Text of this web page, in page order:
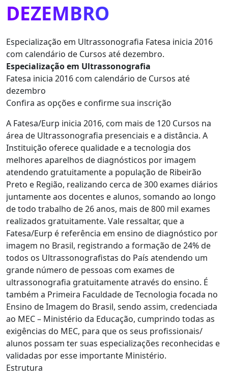
DEZEMBRO
Especialização em Ultrassonografia Fatesa inicia 2016
com calendário de Cursos até dezembro.
Especialização em Ultrassonografia
Fatesa inicia 2016 com calendário de Cursos até
dezembro
Confira as opções e confirme sua inscrição
A Fatesa/Eurp inicia 2016, com mais de 120 Cursos na
área de Ultrassonografia presenciais e a distância. A
Instituição oferece qualidade e a tecnologia dos
melhores aparelhos de diagnósticos por imagem
atendendo gratuitamente a população de Ribeirão
Preto e Região, realizando cerca de 300 exames diários
juntamente aos docentes e alunos, somando ao longo
de todo trabalho de 26 anos, mais de 800 mil exames
realizados gratuitamente. Vale ressaltar, que a
Fatesa/Eurp é referência em ensino de diagnóstico por
imagem no Brasil, registrando a formação de 24% de
todos os Ultrassonografistas do País atendendo um
grande número de pessoas com exames de
ultrassonografia gratuitamente através do ensino. É
também a Primeira Faculdade de Tecnologia focada no
Ensino de Imagem do Brasil, sendo assim, credenciada
ao MEC – Ministério da Educação, cumprindo todas as
exigências do MEC, para que os seus profissionais/
alunos possam ter suas especializações reconhecidas e
validadas por esse importante Ministério.
Estrutura